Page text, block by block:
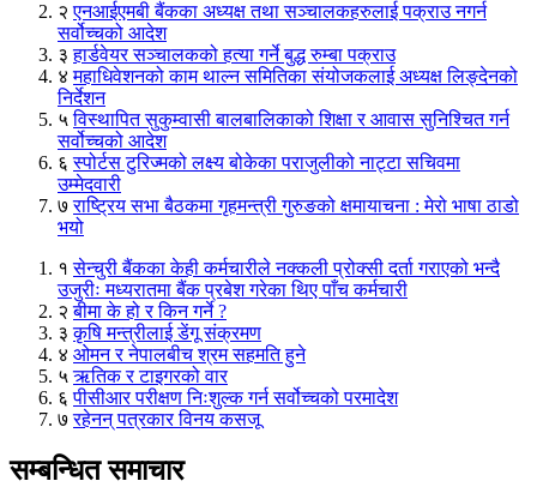
२ एनआईएमबी बैंकका अध्यक्ष तथा सञ्चालकहरुलाई पक्राउ नगर्न
सर्वोच्चको आदेश
३ हार्डवेयर सञ्चालकको हत्या गर्ने बुद्ध रुम्बा पक्राउ
४ महाधिवेशनको काम थाल्न समितिका संयोजकलाई अध्यक्ष लिङ्देनको
निर्देशन
५ विस्थापित सुकुम्वासी बालबालिकाको शिक्षा र आवास सुनिश्चित गर्न
सर्वोच्चको आदेश
६ स्पोर्टस टुरिज्मको लक्ष्य बोकेका पराजुलीको नाट्टा सचिवमा
उम्मेदवारी
७ राष्ट्रिय सभा बैठकमा गृहमन्त्री गुरुङको क्षमायाचना : मेरो भाषा ठाडो
भयो
१ सेन्चुरी बैंकका केही कर्मचारीले नक्कली प्रोक्सी दर्ता गराएको भन्दै
उजुरीः मध्यरातमा बैंक प्रबेश गरेका थिए पाँच कर्मचारी
२ बीमा के हो र किन गर्ने ?
३ कृषि मन्त्रीलाई डेंगू संक्रमण
४ ओमन र नेपालबीच श्रम सहमति हुने
५ ऋतिक र टाइगरको वार
६ पीसीआर परीक्षण निःशुल्क गर्न सर्वोच्चको परमादेश
७ रहेनन् पत्रकार विनय कसजू
सम्बन्धित समाचार